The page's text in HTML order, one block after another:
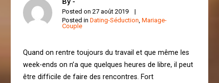
Posted on27 août 2019
Posted inDating-Séduction ,Mariage-
Couple
Quand on rentre toujours du travail et que même les
week-ends on n’a que quelques heures de libre, il peut
être difficile de faire des rencontres. Fort